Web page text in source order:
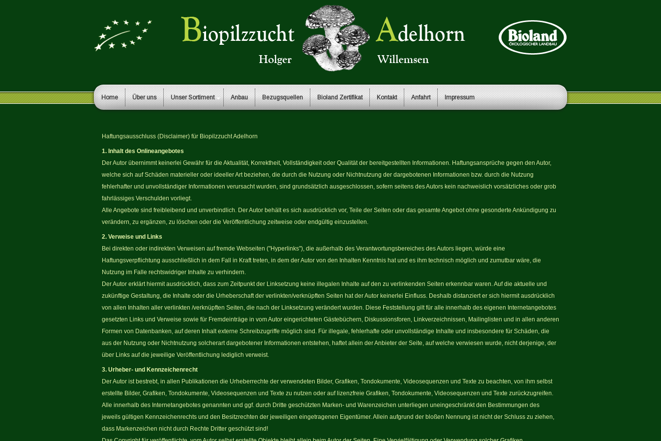
Home Über uns Unser Sortiment Anbau Bezugsquellen Bioland Zertifikat Kontakt Anfahrt Impressum
Haftungsausschluss (Disclaimer) für Biopilzzucht Adelhorn
1. Inhalt des Onlineangebotes
Der Autor übernimmt keinerlei Gewähr für die Aktualität, Korrektheit, Vollständigkeit oder Qualität der bereitgestellten Informationen. Haftungsansprüche gegen den Autor,
welche sich auf Schäden materieller oder ideeller Art beziehen, die durch die Nutzung oder Nichtnutzung der dargebotenen Informationen bzw. durch die Nutzung
fehlerhafter und unvollständiger Informationen verursacht wurden, sind grundsätzlich ausgeschlossen, sofern seitens des Autors kein nachweislich vorsätzliches oder grob
fahrlässiges Verschulden vorliegt.
Alle Angebote sind freibleibend und unverbindlich. Der Autor behält es sich ausdrücklich vor, Teile der Seiten oder das gesamte Angebot ohne gesonderte Ankündigung zu
verändern, zu ergänzen, zu löschen oder die Veröffentlichung zeitweise oder endgültig einzustellen.
2. Verweise und Links
Bei direkten oder indirekten Verweisen auf fremde Webseiten ("Hyperlinks"), die außerhalb des Verantwortungsbereiches des Autors liegen, würde eine
Haftungsverpflichtung ausschließlich in dem Fall in Kraft treten, in dem der Autor von den Inhalten Kenntnis hat und es ihm technisch möglich und zumutbar wäre, die
Nutzung im Falle rechtswidriger Inhalte zu verhindern.
Der Autor erklärt hiermit ausdrücklich, dass zum Zeitpunkt der Linksetzung keine illegalen Inhalte auf den zu verlinkenden Seiten erkennbar waren. Auf die aktuelle und
zukünftige Gestaltung, die Inhalte oder die Urheberschaft der verlinkten/verknüpften Seiten hat der Autor keinerlei Einfluss. Deshalb distanziert er sich hiermit ausdrücklich
von allen Inhalten aller verlinkten /verknüpften Seiten, die nach der Linksetzung verändert wurden. Diese Feststellung gilt für alle innerhalb des eigenen Internetangebotes
gesetzten Links und Verweise sowie für Fremdeinträge in vom Autor eingerichteten Gästebüchern, Diskussionsforen, Linkverzeichnissen, Mailinglisten und in allen anderen
Formen von Datenbanken, auf deren Inhalt externe Schreibzugriffe möglich sind. Für illegale, fehlerhafte oder unvollständige Inhalte und insbesondere für Schäden, die
aus der Nutzung oder Nichtnutzung solcherart dargebotener Informationen entstehen, haftet allein der Anbieter der Seite, auf welche verwiesen wurde, nicht derjenige, der
über Links auf die jeweilige Veröffentlichung lediglich verweist.
3. Urheber- und Kennzeichenrecht
Der Autor ist bestrebt, in allen Publikationen die Urheberrechte der verwendeten Bilder, Grafiken, Tondokumente, Videosequenzen und Texte zu beachten, von ihm selbst
erstellte Bilder, Grafiken, Tondokumente, Videosequenzen und Texte zu nutzen oder auf lizenzfreie Grafiken, Tondokumente, Videosequenzen und Texte zurückzugreifen.
Alle innerhalb des Internetangebotes genannten und ggf. durch Dritte geschützten Marken- und Warenzeichen unterliegen uneingeschränkt den Bestimmungen des
jeweils gültigen Kennzeichenrechts und den Besitzrechten der jeweiligen eingetragenen Eigentümer. Allein aufgrund der bloßen Nennung ist nicht der Schluss zu ziehen,
dass Markenzeichen nicht durch Rechte Dritter geschützt sind!